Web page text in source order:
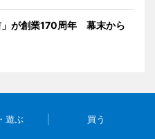
」が創業170周年 幕末から
遊ぶ 買う